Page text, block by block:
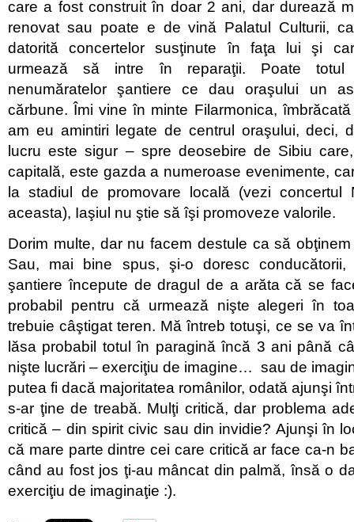
care a fost construit în doar 2 ani, dar durează
renovat sau poate e de vină Palatul Culturii,
datorită concertelor susţinute în faţa lui şi
urmează să intre în reparaţii. Poate
nenumăratelor şantiere ce dau oraşului un
cărbune. Îmi vine în minte Filarmonica,
am eu amintiri legate de centrul oraşului, deci,
lucru este sigur – spre deosebire de Sibiu
capitală, este gazda a numeroase evenimente,
la stadiul de promovare locală (vezi concertul
aceasta), Iaşiul nu ştie să îşi promoveze valorile.
Dorim multe, dar nu facem destule ca să
Sau, mai bine spus, şi-o doresc
şantiere începute de dragul de a arăta că se
probabil pentru că urmează nişte alegeri în
trebuie câştigat teren. Mă întreb totuşi, ce se va
lăsa probabil totul în paragină încă 3 ani până
nişte lucrări – exerciţiu de imagine… sau de
putea fi dacă majoritatea românilor, odată ajunşi
s-ar ţine de treabă. Mulţi critică, dar problema
critică – din spirit civic sau din invidie? Ajunşi în
că mare parte dintre cei care critică ar face ca-n
când au fost jos ţi-au mâncat din palmă, însă o
exerciţiu de imaginaţie :).